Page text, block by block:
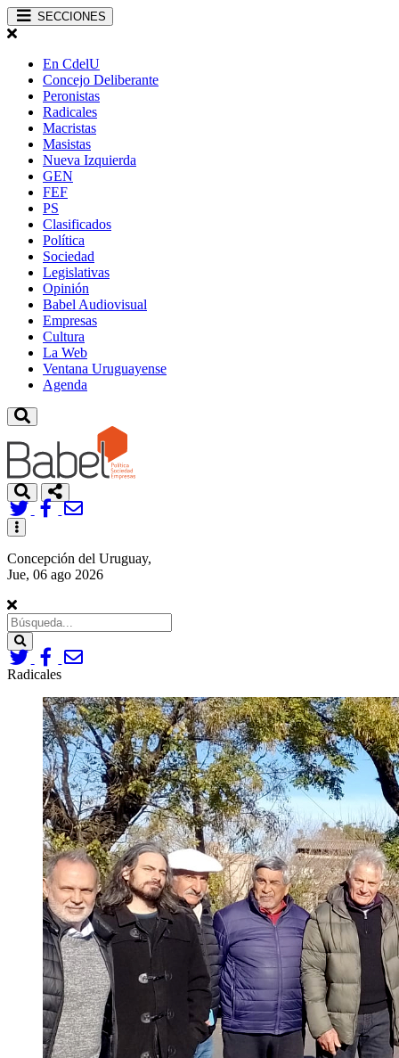
SECCIONES
En CdelU
Concejo Deliberante
Peronistas
Radicales
Macristas
Masistas
Nueva Izquierda
GEN
FEF
PS
Clasificados
Política
Sociedad
Legislativas
Opinión
Babel Audiovisual
Empresas
Cultura
La Web
Ventana Uruguayense
Agenda
Toggle
navigation
Concepción del Uruguay,
Jue, 06 ago 2026
Search
Radicales